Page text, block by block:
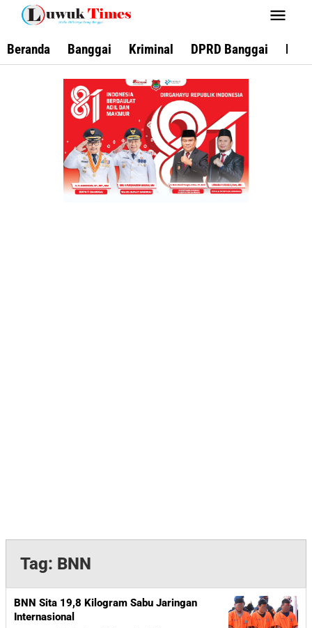
Lewati
konten
Beranda Banggai Kriminal DPRD Banggai
Tag: BNN
BNN Sita 19,8 Kilogram Sabu Jaringan
Internasional